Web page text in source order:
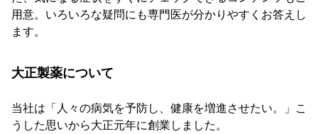
用意。いろいろな疑問にも専門医が分かりやすくお答えし
ます。
大正製薬について
当社は「人々の病気を予防し、健康を増進させたい。」こ
うした思いから大正元年に創業しました。